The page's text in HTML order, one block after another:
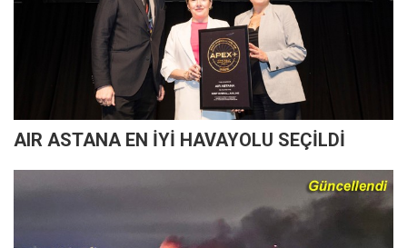
AIR ASTANA EN İYİ HAVAYOLU SEÇİLDİ